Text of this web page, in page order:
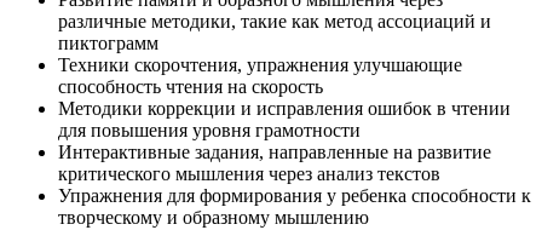
различные методики, такие как метод ассоциаций и
пиктограмм
Техники скорочтения, упражнения улучшающие
способность чтения на скорость
Методики коррекции и исправления ошибок в чтении
для повышения уровня грамотности
Интерактивные задания, направленные на развитие
критического мышления через анализ текстов
Упражнения для формирования у ребенка способности к
творческому и образному мышлению